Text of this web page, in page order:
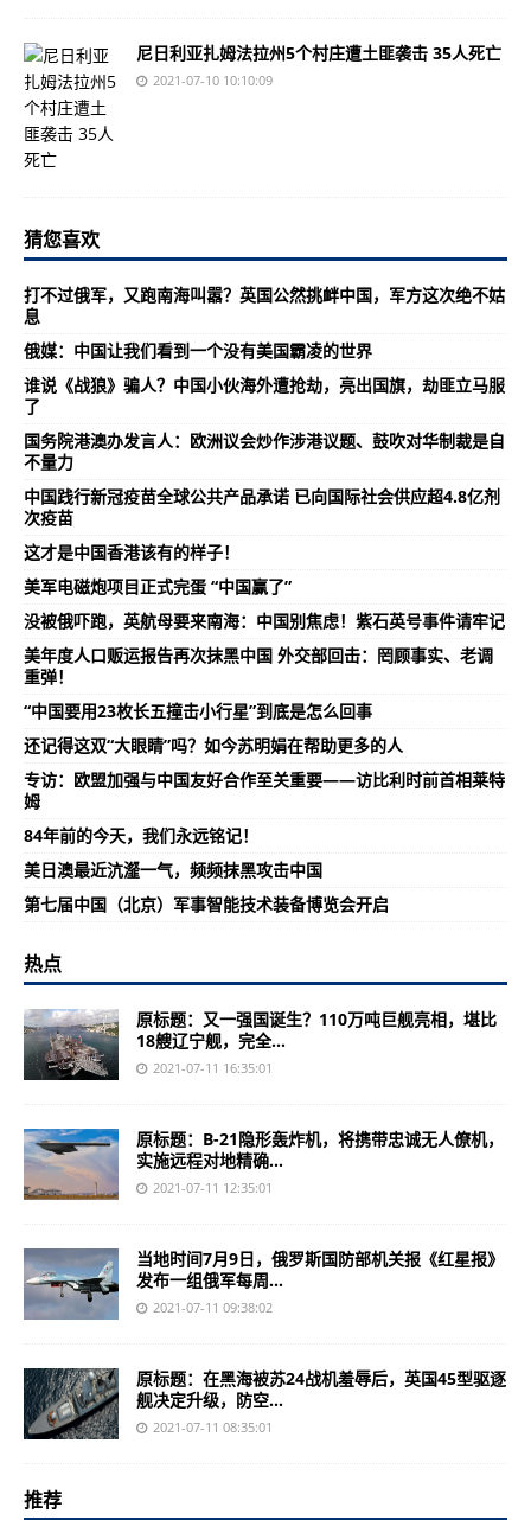
尼日利亚扎姆法拉州5个村庄遭土匪袭击 35人死亡
2021-07-10 10:10:09
猜您喜欢
打不过俄军，又跑南海叫嚣？英国公然挑衅中国，军方这次绝不姑
息
俄媒：中国让我们看到一个没有美国霸凌的世界
谁说《战狼》骗人？中国小伙海外遭抢劫，亮出国旗，劫匪立马服
了
国务院港澳办发言人：欧洲议会炒作涉港议题、鼓吹对华制裁是自
不量力
中国践行新冠疫苗全球公共产品承诺 已向国际社会供应超4.8亿剂
次疫苗
这才是中国香港该有的样子！
美军电磁炮项目正式完蛋 “中国赢了”
没被俄吓跑，英航母要来南海：中国别焦虑！紫石英号事件请牢记
美年度人口贩运报告再次抹黑中国 外交部回击：罔顾事实、老调
重弹！
“中国要用23枚长五撞击小行星”到底是怎么回事
还记得这双“大眼睛”吗？如今苏明娟在帮助更多的人
专访：欧盟加强与中国友好合作至关重要——访比利时前首相莱特
姆
84年前的今天，我们永远铭记！
美日澳最近沆瀣一气，频频抹黑攻击中国
第七届中国（北京）军事智能技术装备博览会开启
热点
原标题：又一强国诞生？110万吨巨舰亮相，堪比
18艘辽宁舰，完全...
2021-07-11 16:35:01
原标题：B-21隐形轰炸机，将携带忠诚无人僚机，
实施远程对地精确...
2021-07-11 12:35:01
当地时间7月9日，俄罗斯国防部机关报《红星报》
发布一组俄军每周...
2021-07-11 09:38:02
原标题：在黑海被苏24战机羞辱后，英国45型驱逐
舰决定升级，防空...
2021-07-11 08:35:01
推荐